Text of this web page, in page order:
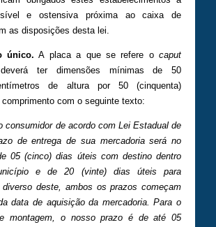
e ostensiva próxima ao caixa de
as disposições desta lei.
único. A placa a que se refere ocaput
ter dimensões mínimas de 50
de altura por 50 (cinquenta)
com o seguinte texto:
consumidor de acordo com Lei Estadual de
de entrega de sua mercadoria será no
05 (cinco) dias úteis com destino dentro
e de 20 (vinte) dias úteis para
diverso deste, ambos os prazos começam
data de aquisição da mercadoria. Para o
montagem, o nosso prazo é de até 05